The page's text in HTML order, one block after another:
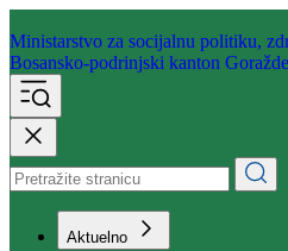
Ministarstvo za socijalnu politiku,
Bosansko-podrinjski kanton Goražde